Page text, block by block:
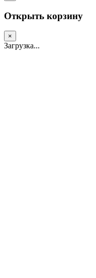
Открыть корзину
×
Загрузка...